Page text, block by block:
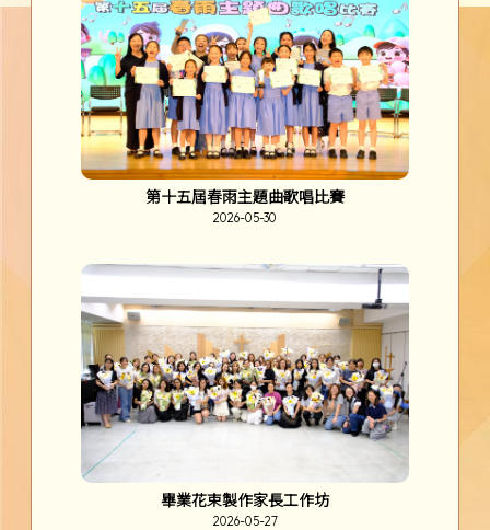
第十五屆春雨主題曲歌唱比賽
2026-05-30
畢業花束製作家長工作坊
2026-05-27